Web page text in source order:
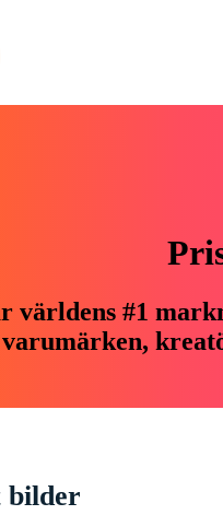
världens #1
bilder